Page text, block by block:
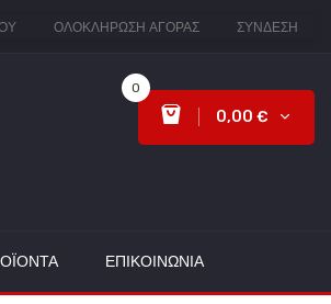
ΟΛΟΚΛΉΡΩΣΗ ΑΓΟΡΆΣ ΣΎΝΔΕΣΗ
0
0,00 €
ΕΠΙΚΟΙΝΩΝΊΑ